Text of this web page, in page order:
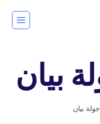
بيان
بيان